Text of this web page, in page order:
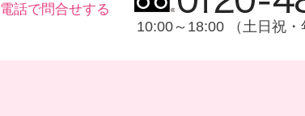
電話で問合せする
10:00～18:00 （土日祝・